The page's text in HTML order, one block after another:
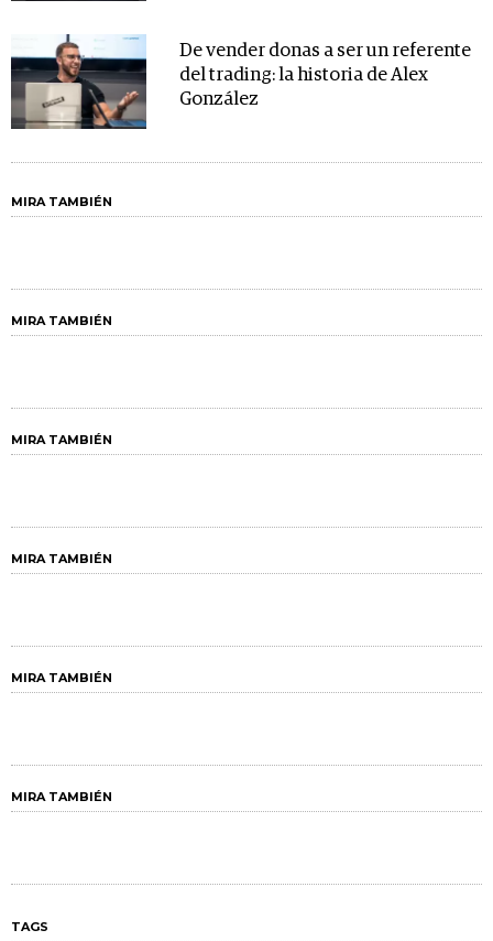
De vender donas a ser un referente
del trading: la historia de Alex
González
MIRA TAMBIÉN
MIRA TAMBIÉN
MIRA TAMBIÉN
MIRA TAMBIÉN
MIRA TAMBIÉN
MIRA TAMBIÉN
TAGS